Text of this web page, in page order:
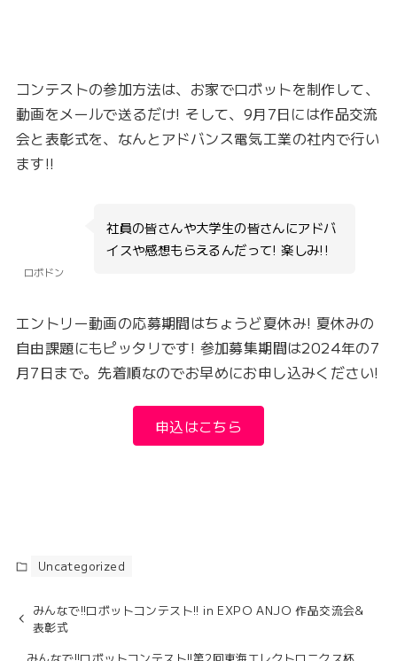
コンテストの参加方法は、お家でロボットを制作して、
動画をメールで送るだけ! そして、9月7日には作品交流
会と表彰式を、なんとアドバンス電気工業の社内で行い
ます!!
ロボドン
社員の皆さんや大学生の皆さんにアドバ
イスや感想もらえるんだって! 楽しみ!!
エントリー動画の応募期間はちょうど夏休み! 夏休みの
自由課題にもピッタリです! 参加募集期間は2024年の7
月7日まで。先着順なのでお早めにお申し込みください!
申込はこちら
Uncategorized
みんなで!!ロボットコンテスト!! in EXPO ANJO 作品交流会&
表彰式